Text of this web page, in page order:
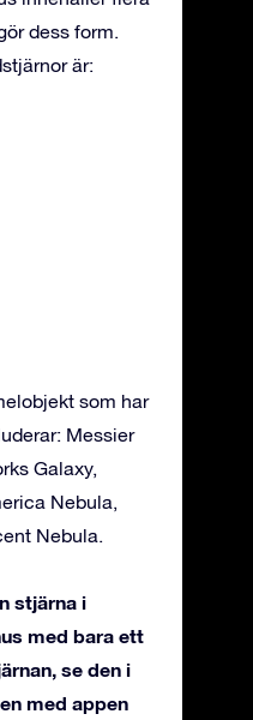
dess form.
är:
som har
Messier
Galaxy,
Nebula,
Nebula.
stjärna i
med bara ett
se den i
med appen